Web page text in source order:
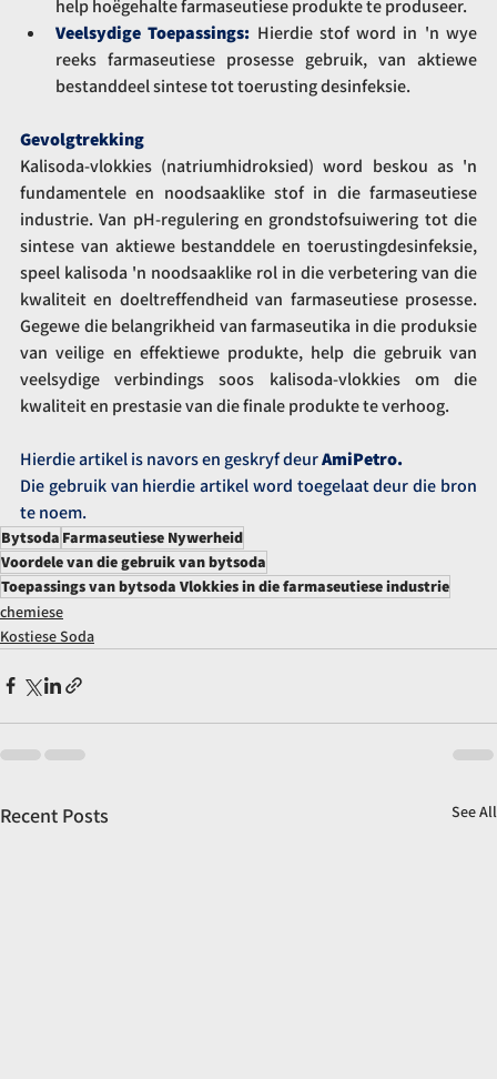
help hoëgehalte farmaseutiese produkte te produseer.
Veelsydige Toepassings: Hierdie stof word in 'n wye
reeks farmaseutiese prosesse gebruik, van aktiewe
bestanddeel sintese tot toerusting desinfeksie.
Gevolgtrekking
Kalisoda-vlokkies (natriumhidroksied) word beskou as 'n
fundamentele en noodsaaklike stof in die farmaseutiese
industrie. Van pH-regulering en grondstofsuiwering tot die
sintese van aktiewe bestanddele en toerustingdesinfeksie,
speel kalisoda 'n noodsaaklike rol in die verbetering van die
kwaliteit en doeltreffendheid van farmaseutiese prosesse.
Gegewe die belangrikheid van farmaseutika in die produksie
van veilige en effektiewe produkte, help die gebruik van
veelsydige verbindings soos kalisoda-vlokkies om die
kwaliteit en prestasie van die finale produkte te verhoog.
Hierdie artikel is navors en geskryf deur AmiPetro.
Die gebruik van hierdie artikel word toegelaat deur die bron
te noem.
Bytsoda Farmaseutiese Nywerheid
Voordele van die gebruik van bytsoda
Toepassings van bytsoda Vlokkies in die farmaseutiese industrie
chemiese
Kostiese Soda
Recent Posts See All